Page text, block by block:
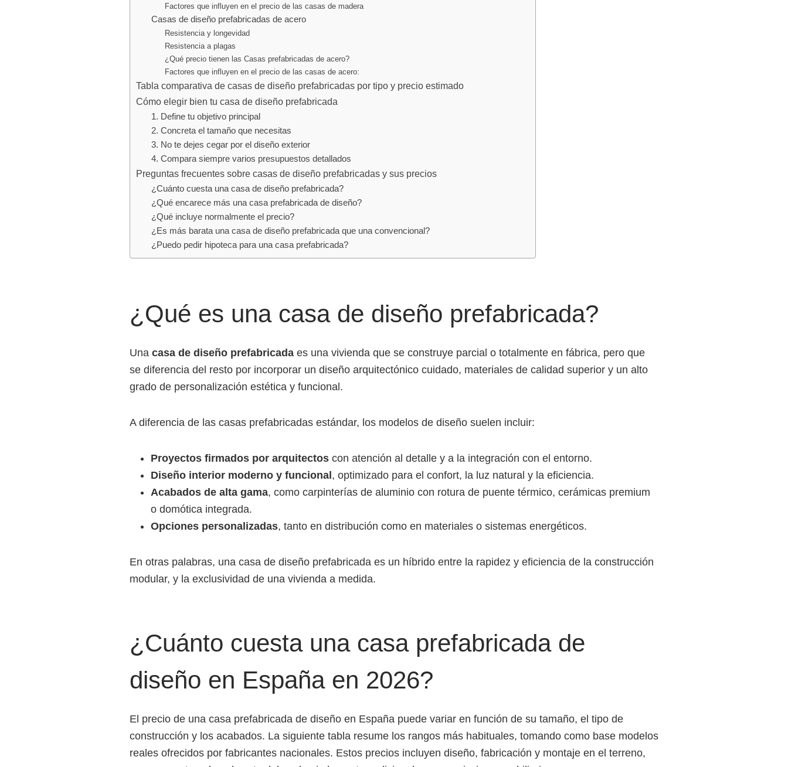
Factores que influyen en el precio de las casas de madera
Casas de diseño prefabricadas de acero
Resistencia y longevidad
Resistencia a plagas
¿Qué precio tienen las Casas prefabricadas de acero?
Factores que influyen en el precio de las casas de acero:
Tabla comparativa de casas de diseño prefabricadas por tipo y precio estimado
Cómo elegir bien tu casa de diseño prefabricada
1. Define tu objetivo principal
2. Concreta el tamaño que necesitas
3. No te dejes cegar por el diseño exterior
4. Compara siempre varios presupuestos detallados
Preguntas frecuentes sobre casas de diseño prefabricadas y sus precios
¿Cuánto cuesta una casa de diseño prefabricada?
¿Qué encarece más una casa prefabricada de diseño?
¿Qué incluye normalmente el precio?
¿Es más barata una casa de diseño prefabricada que una convencional?
¿Puedo pedir hipoteca para una casa prefabricada?
¿Qué es una casa de diseño prefabricada?
Una casa de diseño prefabricada es una vivienda que se construye parcial o totalmente en fábrica, pero que
se diferencia del resto por incorporar un diseño arquitectónico cuidado, materiales de calidad superior y un alto
grado de personalización estética y funcional.
A diferencia de las casas prefabricadas estándar, los modelos de diseño suelen incluir:
Proyectos firmados por arquitectos con atención al detalle y a la integración con el entorno.
Diseño interior moderno y funcional , optimizado para el confort, la luz natural y la eficiencia.
Acabados de alta gama, como carpinterías de aluminio con rotura de puente térmico, cerámicas premium
o domótica integrada.
Opciones personalizadas, tanto en distribución como en materiales o sistemas energéticos.
En otras palabras, una casa de diseño prefabricada es un híbrido entre la rapidez y eficiencia de la construcción
modular, y la exclusividad de una vivienda a medida.
¿Cuánto cuesta una casa prefabricada de
diseño en España en 2026?
El precio de una casa prefabricada de diseño en España puede variar en función de su tamaño, el tipo de
construcción y los acabados. La siguiente tabla resume los rangos más habituales, tomando como base modelos
reales ofrecidos por fabricantes nacionales. Estos precios incluyen diseño, fabricación y montaje en el terreno,